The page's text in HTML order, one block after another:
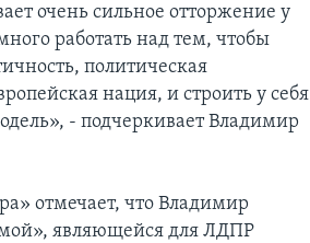
очень сильное отторжение у
работать над тем, чтобы
политическая
нация, и строить у себя
- подчеркивает Владимир
отмечает, что Владимир
являющейся для ЛДПР